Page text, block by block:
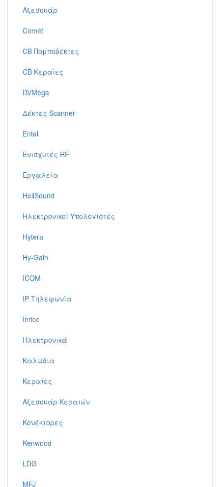
Αξεσουάρ
Comet
CB Πομποδέκτες
CB Κεραίες
DVMega
Δέκτες Scanner
Entel
Ενισχυτές RF
Εργαλεία
HeilSound
Ηλεκτρονικοί Υπολογιστές
Hytera
Hy-Gain
ICOM
IP Τηλεφωνία
Inrico
Ηλεκτρονικά
Καλώδια
Κεραίες
Αξεσουάρ Κεραιών
Κονέκτορες
Kenwood
LDG
MFJ